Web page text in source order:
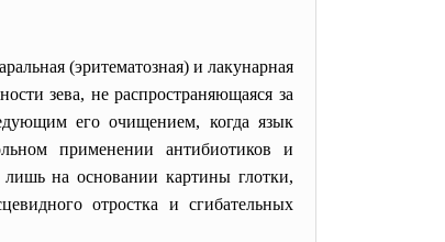
(эритематозная) и лакунарная
зева, не распространяющаяся за
его очищением, когда язык
применении антибиотиков и
на основании картины глотки,
отростка и сгибательных